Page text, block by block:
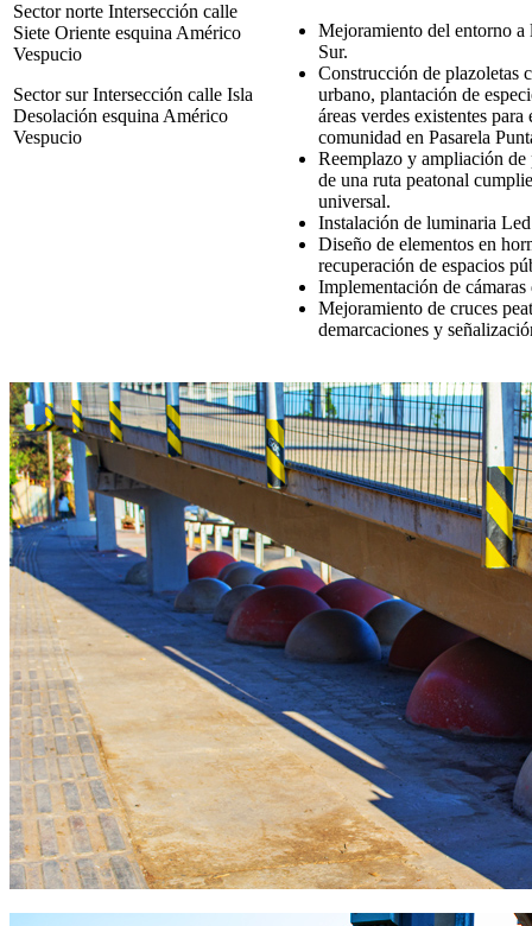
Sector norte Intersección calle
Siete Oriente esquina Américo
Vespucio
Sector sur Intersección calle Isla
Desolación esquina Américo
Vespucio
Mejoramiento del entorno a
Sur.
Construcción de plazoletas
urbano, plantación de
áreas verdes existentes
comunidad en Pasarela
Reemplazo y ampliación de
de una ruta peatonal
universal.
Instalación de luminaria
Diseño de elementos en
recuperación de espacios
Implementación de
Mejoramiento de cruces
demarcaciones y